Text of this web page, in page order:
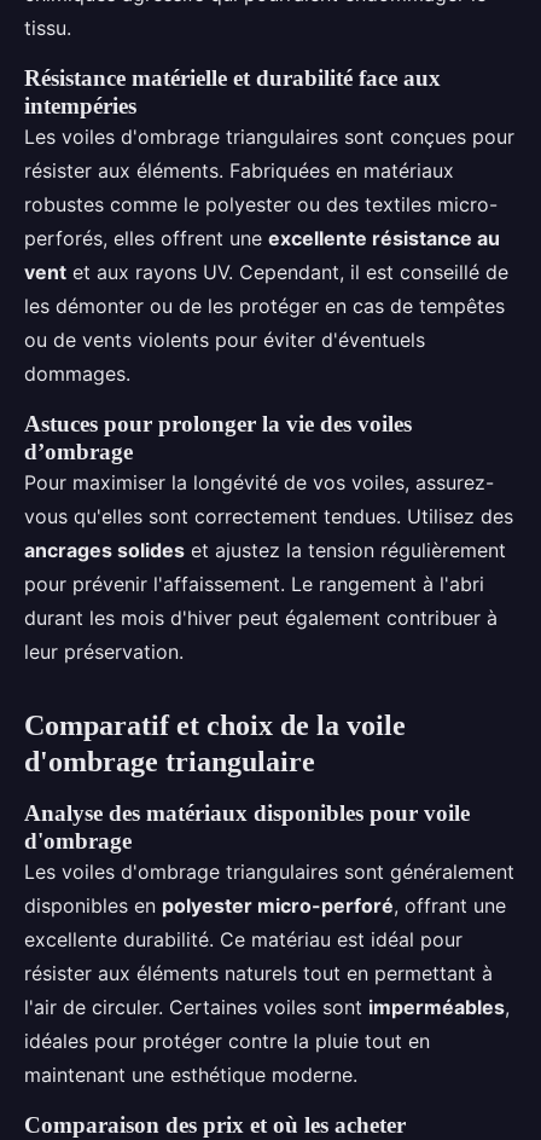
tissu.
Résistance matérielle et durabilité face aux
intempéries
Les voiles d'ombrage triangulaires sont conçues pour
résister aux éléments. Fabriquées en matériaux
robustes comme le polyester ou des textiles micro-
perforés, elles offrent une excellente résistance au
vent et aux rayons UV. Cependant, il est conseillé de
les démonter ou de les protéger en cas de tempêtes
ou de vents violents pour éviter d'éventuels
dommages.
Astuces pour prolonger la vie des voiles
d’ombrage
Pour maximiser la longévité de vos voiles, assurez-
vous qu'elles sont correctement tendues. Utilisez des
ancrages solides et ajustez la tension régulièrement
pour prévenir l'affaissement. Le rangement à l'abri
durant les mois d'hiver peut également contribuer à
leur préservation.
Comparatif et choix de la voile
d'ombrage triangulaire
Analyse des matériaux disponibles pour voile
d'ombrage
Les voiles d'ombrage triangulaires sont généralement
disponibles en polyester micro-perforé, offrant une
excellente durabilité. Ce matériau est idéal pour
résister aux éléments naturels tout en permettant à
l'air de circuler. Certaines voiles sont imperméables,
idéales pour protéger contre la pluie tout en
maintenant une esthétique moderne.
Comparaison des prix et où les acheter